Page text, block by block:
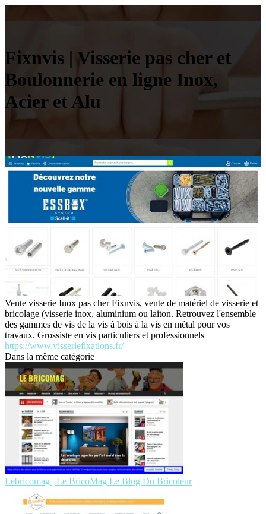
Fixnvis | Visserie pas cher et
Boulonnerie en ligne Inox,
Acier et Alu
Vente visserie Inox pas cher Fixnvis, vente de matériel de visserie et
bricolage (visserie inox, aluminium ou laiton. Retrouvez l'ensemble
des gammes de vis de la vis à bois à la vis en métal pour vos
travaux. Grossiste en vis particuliers et professionnels
https://www.visseriefixations.fr/
Dans la même catégorie
Lebricomag | Le BricoMag Le Blog Du Bricoleur